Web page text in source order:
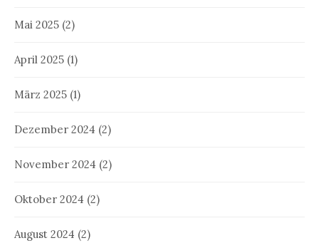
Mai 2025 (2)
April 2025 (1)
März 2025 (1)
Dezember 2024 (2)
November 2024 (2)
Oktober 2024 (2)
August 2024 (2)